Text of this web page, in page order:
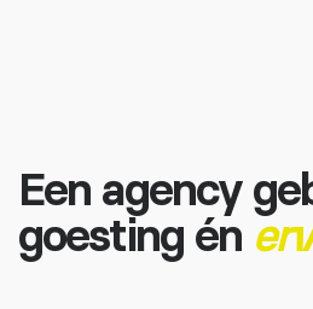
Een agency
goesting én